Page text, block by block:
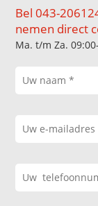
Bel 043-
nemen direct
Ma. t/m Za.